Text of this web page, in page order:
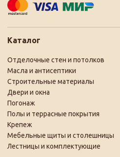
Каталог
Отделочные стен и потолков
Масла и антисептики
Строительные материалы
Двери и окна
Погонаж
Полы и террасные покрытия
Крепеж
Мебельные щиты и столешницы
Лестницы и комплектующие